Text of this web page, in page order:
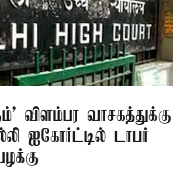
விளம்பர வாசகத்துக்கு
ஐகோர்ட்டில் டாபர்